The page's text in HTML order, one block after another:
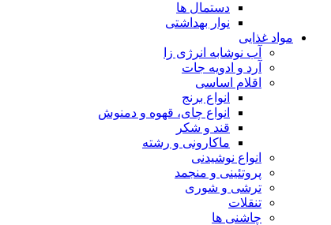
دستمال ها
نوار بهداشتی
مواد غذایی
آب نوشابه انرژی زا
آرد و ادویه جات
اقلام اساسی
انواع برنج
انواع چای، قهوه و دمنوش
قند و شکر
ماکارونی و رشته
انواع نوشیدنی
پروتئینی و منجمد
ترشی و شوری
تنقلات
چاشنی ها